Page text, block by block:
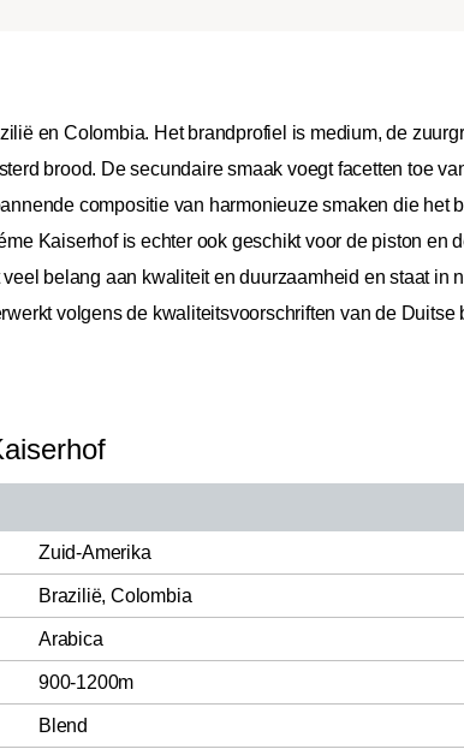
en Colombia. Het brandprofiel is medium, de
brood. De secundaire smaak voegt facetten toe
compositie van harmonieuze smaken die het
Kaiserhof is echter ook geschikt voor de piston en
belang aan kwaliteit en duurzaamheid en staat in
volgens de kwaliteitsvoorschriften van de Duitse
Zuid-Amerika
Brazilië, Colombia
Arabica
900-1200m
Blend